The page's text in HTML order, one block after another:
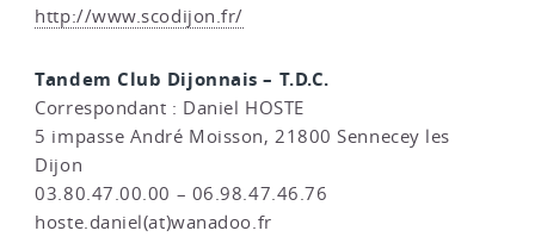
http://www.scodijon.fr/
Tandem Club Dijonnais – T.D.C.
Correspondant : Daniel HOSTE
5 impasse André Moisson, 21800 Sennecey les
Dijon
03.80.47.00.00 – 06.98.47.46.76
hoste.daniel(at)wanadoo.fr